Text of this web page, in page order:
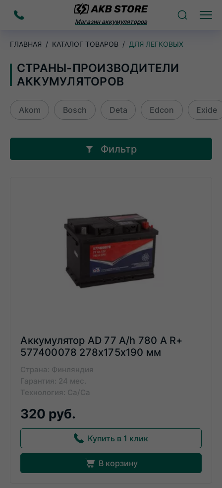
Заказать
Магазин аккумуляторов ПоискМеню
ГЛАВНАЯ КАТАЛОГ ТОВАРОВ ДЛЯ ЛЕГКОВЫХ
СТРАНЫ-ПРОИЗВОДИТЕЛИ
АККУМУЛЯТОРОВ
Akom Bosch Deta Edcon Exide
Фильтр
Аккумулятор AD 77 A/h 780 А R+
577400078 278x175x190 мм
Страна: Финляндия
Гарантия: 24 мес.
Технология: Ca/Ca
320 руб.
Купить в 1 клик
В корзину